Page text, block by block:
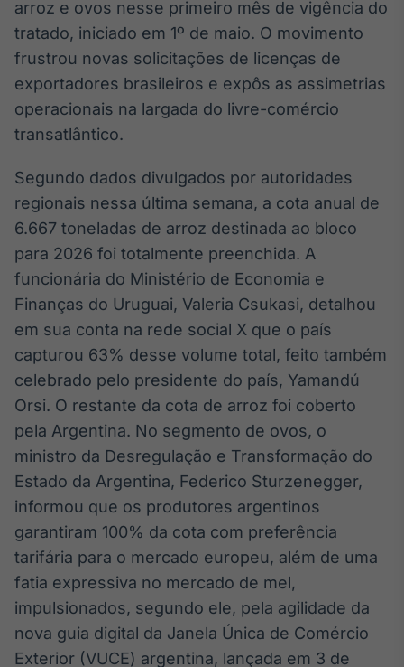
OTC
negociação de
ativos
APIs para
integração de
conteúdos e
dados
Broadcast
Ticker
headlines de
notícias
Broadcast
Widgets
Componentes
funcionalidades
Broadcast
Wallboard
Conteúdos e
dados para
displays e telas
arroz e ovos nesse primeiro mês de vigência do
tratado, iniciado em 1º de maio. O movimento
frustrou novas solicitações de licenças de
exportadores brasileiros e expôs as assimetrias
operacionais na largada do livre-comércio
transatlântico.
Segundo dados divulgados por autoridades
regionais nessa última semana, a cota anual de
6.667 toneladas de arroz destinada ao bloco
para 2026 foi totalmente preenchida. A
funcionária do Ministério de Economia e
Finanças do Uruguai, Valeria Csukasi, detalhou
em sua conta na rede social X que o país
capturou 63% desse volume total, feito também
celebrado pelo presidente do país, Yamandú
Orsi. O restante da cota de arroz foi coberto
pela Argentina. No segmento de ovos, o
ministro da Desregulação e Transformação do
Estado da Argentina, Federico Sturzenegger,
informou que os produtores argentinos
garantiram 100% da cota com preferência
tarifária para o mercado europeu, além de uma
fatia expressiva no mercado de mel,
impulsionados, segundo ele, pela agilidade da
nova guia digital da Janela Única de Comércio
Exterior (VUCE) argentina, lançada em 3 de